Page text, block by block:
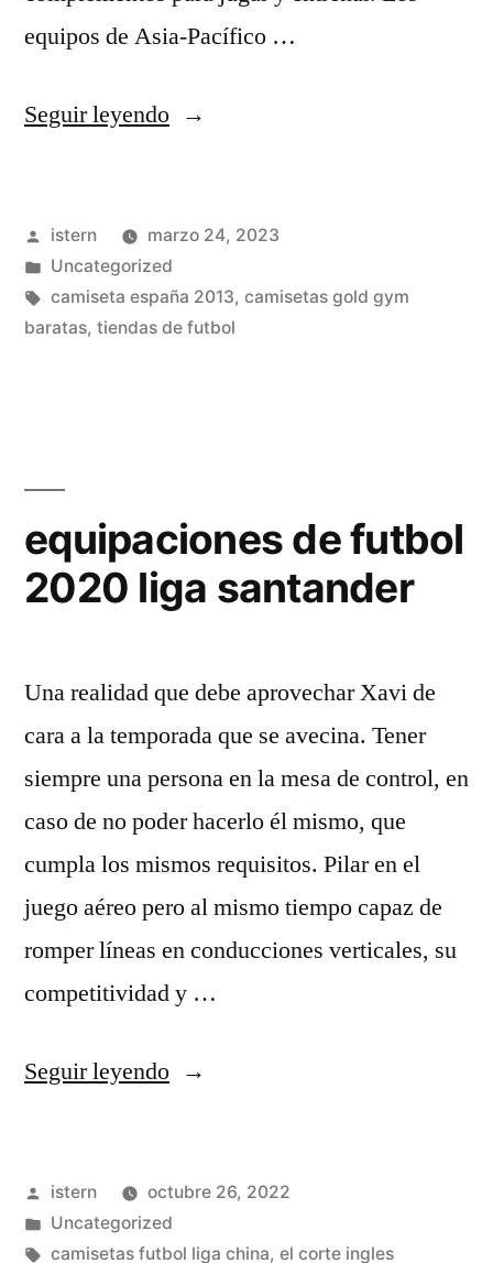
equipos de Asia-Pacífico …
Seguir leyendo«equipaciones
Publicado
por
istern
marzo 24, 2023
Publicado
en
Uncategorized
Etiquetas:
camiseta españa 2013, camisetas gold gym
baratas, tiendas de futbol
equipaciones de futbol
2020 liga santander
Una realidad que debe aprovechar Xavi de
cara a la temporada que se avecina. Tener
siempre una persona en la mesa de control, en
caso de no poder hacerlo él mismo, que
cumpla los mismos requisitos. Pilar en el
juego aéreo pero al mismo tiempo capaz de
romper líneas en conducciones verticales, su
competitividad y …
Seguir leyendo«equipaciones
2020
liga
Publicado
por
istern
octubre 26, 2022
Publicado
en
Uncategorized
Etiquetas:
camisetas futbol liga china, el corte ingles